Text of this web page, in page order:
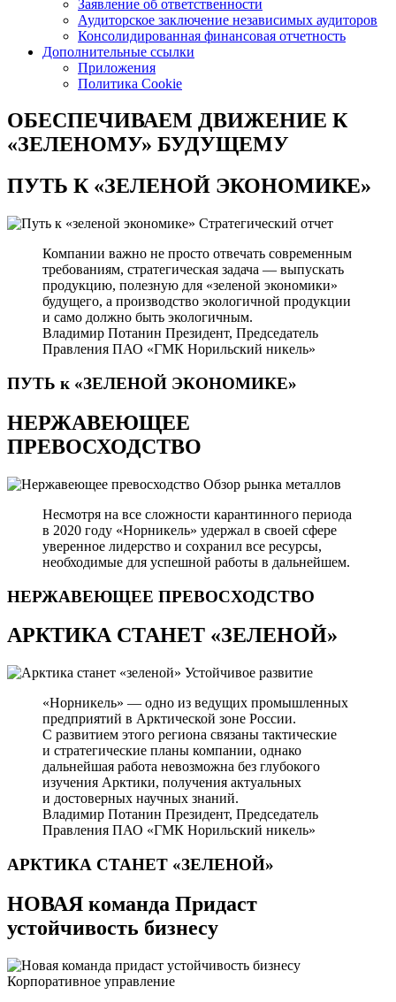
Заявление об ответственности
Аудиторское заключение независимых аудиторов
Консолидированная финансовая отчетность
Дополнительные ссылки
Приложения
Политика Cookie
ОБЕСПЕЧИВАЕМ ДВИЖЕНИЕ К
«ЗЕЛЕНОМУ» БУДУЩЕМУ
ПУТЬ К«ЗЕЛЕНОЙ ЭКОНОМИКЕ»
Стратегический отчет
Компании важно не просто отвечать современным
требованиям, стратегическая задача — выпускать
продукцию, полезную для «зеленой экономики»
будущего, а производство экологичной продукции
и само должно быть экологичным.
Владимир Потанин Президент, Председатель
Правления ПАО «ГМК Норильский никель»
ПУТЬ к «ЗЕЛЕНОЙ ЭКОНОМИКЕ»
НЕРЖАВЕЮЩЕЕ
ПРЕВОСХОДСТВО
Обзор рынка металлов
Несмотря на все сложности карантинного периода
в 2020 году «Норникель» удержал в своей сфере
уверенное лидерство и сохранил все ресурсы,
необходимые для успешной работы в дальнейшем.
НЕРЖАВЕЮЩЕЕ ПРЕВОСХОДСТВО
АРКТИКА СТАНЕТ «ЗЕЛЕНОЙ»
Устойчивое развитие
«Норникель» — одно из ведущих промышленных
предприятий в Арктической зоне России.
С развитием этого региона связаны тактические
и стратегические планы компании, однако
дальнейшая работа невозможна без глубокого
изучения Арктики, получения актуальных
и достоверных научных знаний.
Владимир Потанин Президент, Председатель
Правления ПАО «ГМК Норильский никель»
АРКТИКА СТАНЕТ «ЗЕЛЕНОЙ»
НОВАЯ команда Придаст
устойчивость бизнесу
Корпоративное управление